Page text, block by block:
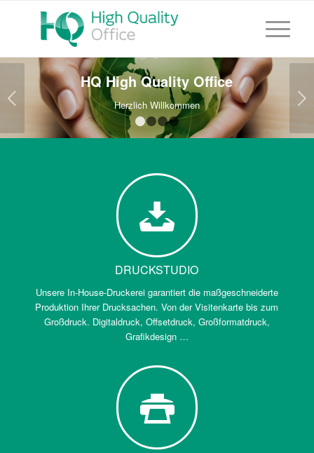
HQ High Quality Office
Herzlich Willkommen Weiter
1 2 3 4
DRUCKSTUDIO
Unsere In-House-Druckerei garantiert die maßgeschneiderte
Produktion Ihrer Drucksachen. Von der Visitenkarte bis zum
Großdruck. Digitaldruck, Offsetdruck, Großformatdruck,
Grafikdesign …